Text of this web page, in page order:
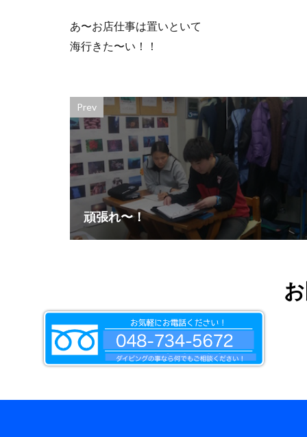
あ〜お店仕事は置いといて
海行きた〜い！！
Prev
頑張れ〜！